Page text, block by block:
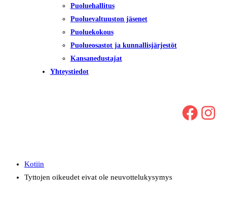
Puoluehallitus
Puoluevaltuuston jäsenet
Puoluekokous
Puolueosastot ja kunnallisjärjestöt
Kansanedustajat
Yhteystiedot
Facebook Instagram
Kotiin
Tyttojen oikeudet eivat ole neuvottelukysymys